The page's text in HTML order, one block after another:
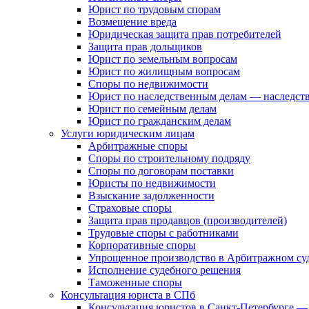
Юрист по трудовым спорам
Возмещение вреда
Юридическая защита прав потребителей
Защита прав дольщиков
Юрист по земельным вопросам
Юрист по жилищным вопросам
Споры по недвижимости
Юрист по наследственным делам —
Юрист по семейным делам
Юрист по гражданским делам
Услуги юридическим лицам
Арбитражные споры
Споры по строительному подряду
Споры по договорам поставки
Юристы по недвижимости
Взыскание задолженности
Страховые споры
Защита прав продавцов (производителей)
Трудовые споры с работниками
Корпоративные споры
Упрощенное производство в Арбитражном
Исполнение судебного решения
Таможенные споры
Консультация юриста в СПб